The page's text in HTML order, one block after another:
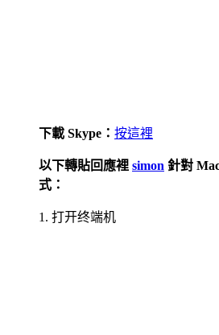
下載 Skype： 按這裡
以下轉貼回應裡 simon 針對
式：
1. 打开终端机